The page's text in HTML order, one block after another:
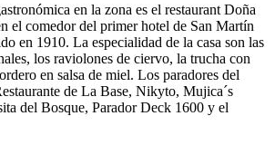
en la zona es el restaurant Doña
el comedor del primer hotel de San Martín
en 1910. La especialidad de la casa son las
los raviolones de ciervo, la trucha con
en salsa de miel. Los paradores del
de La Base, Nikyto, Mujica´s
del Bosque, Parador Deck 1600 y el